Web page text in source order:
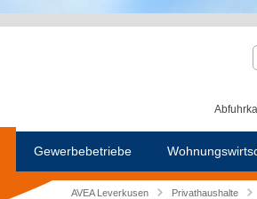
Gewerbebetriebe
AVEA Leverkusen Privathaushalte